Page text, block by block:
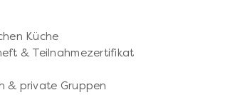
Küche
& Teilnahmezertifikat
& private Gruppen